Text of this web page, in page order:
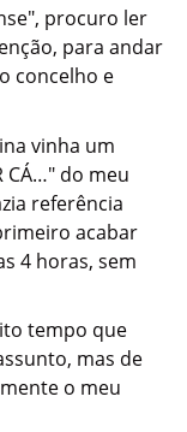
procuro ler
para andar
concelho e
vinha um
CÁ…" do meu
referência
acabar
4 horas, sem
tempo que
mas de
o meu